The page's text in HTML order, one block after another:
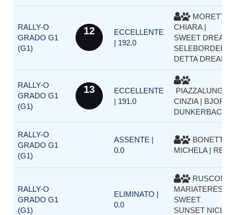
RALLY-O
GRADO G1
(G1)
12
ECCELLENTE
| 192.0
MORETTI
CHIARA |
SWEET
SELEBORDER
DETTA DREAM
RALLY-O
GRADO G1
(G1)
13
ECCELLENTE
| 191.0
CINZIA |
DUNKERBACK
RALLY-O
GRADO G1
(G1)
ASSENTE |
0.0
BONETTI
MICHELA |
RALLY-O
GRADO G1
(G1)
ELIMINATO |
0.0
SWEET
SUNSET